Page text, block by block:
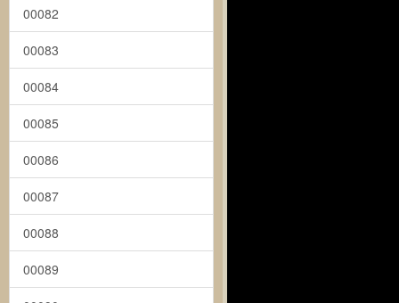
00082
00083
00084
00085
00086
00087
00088
00089